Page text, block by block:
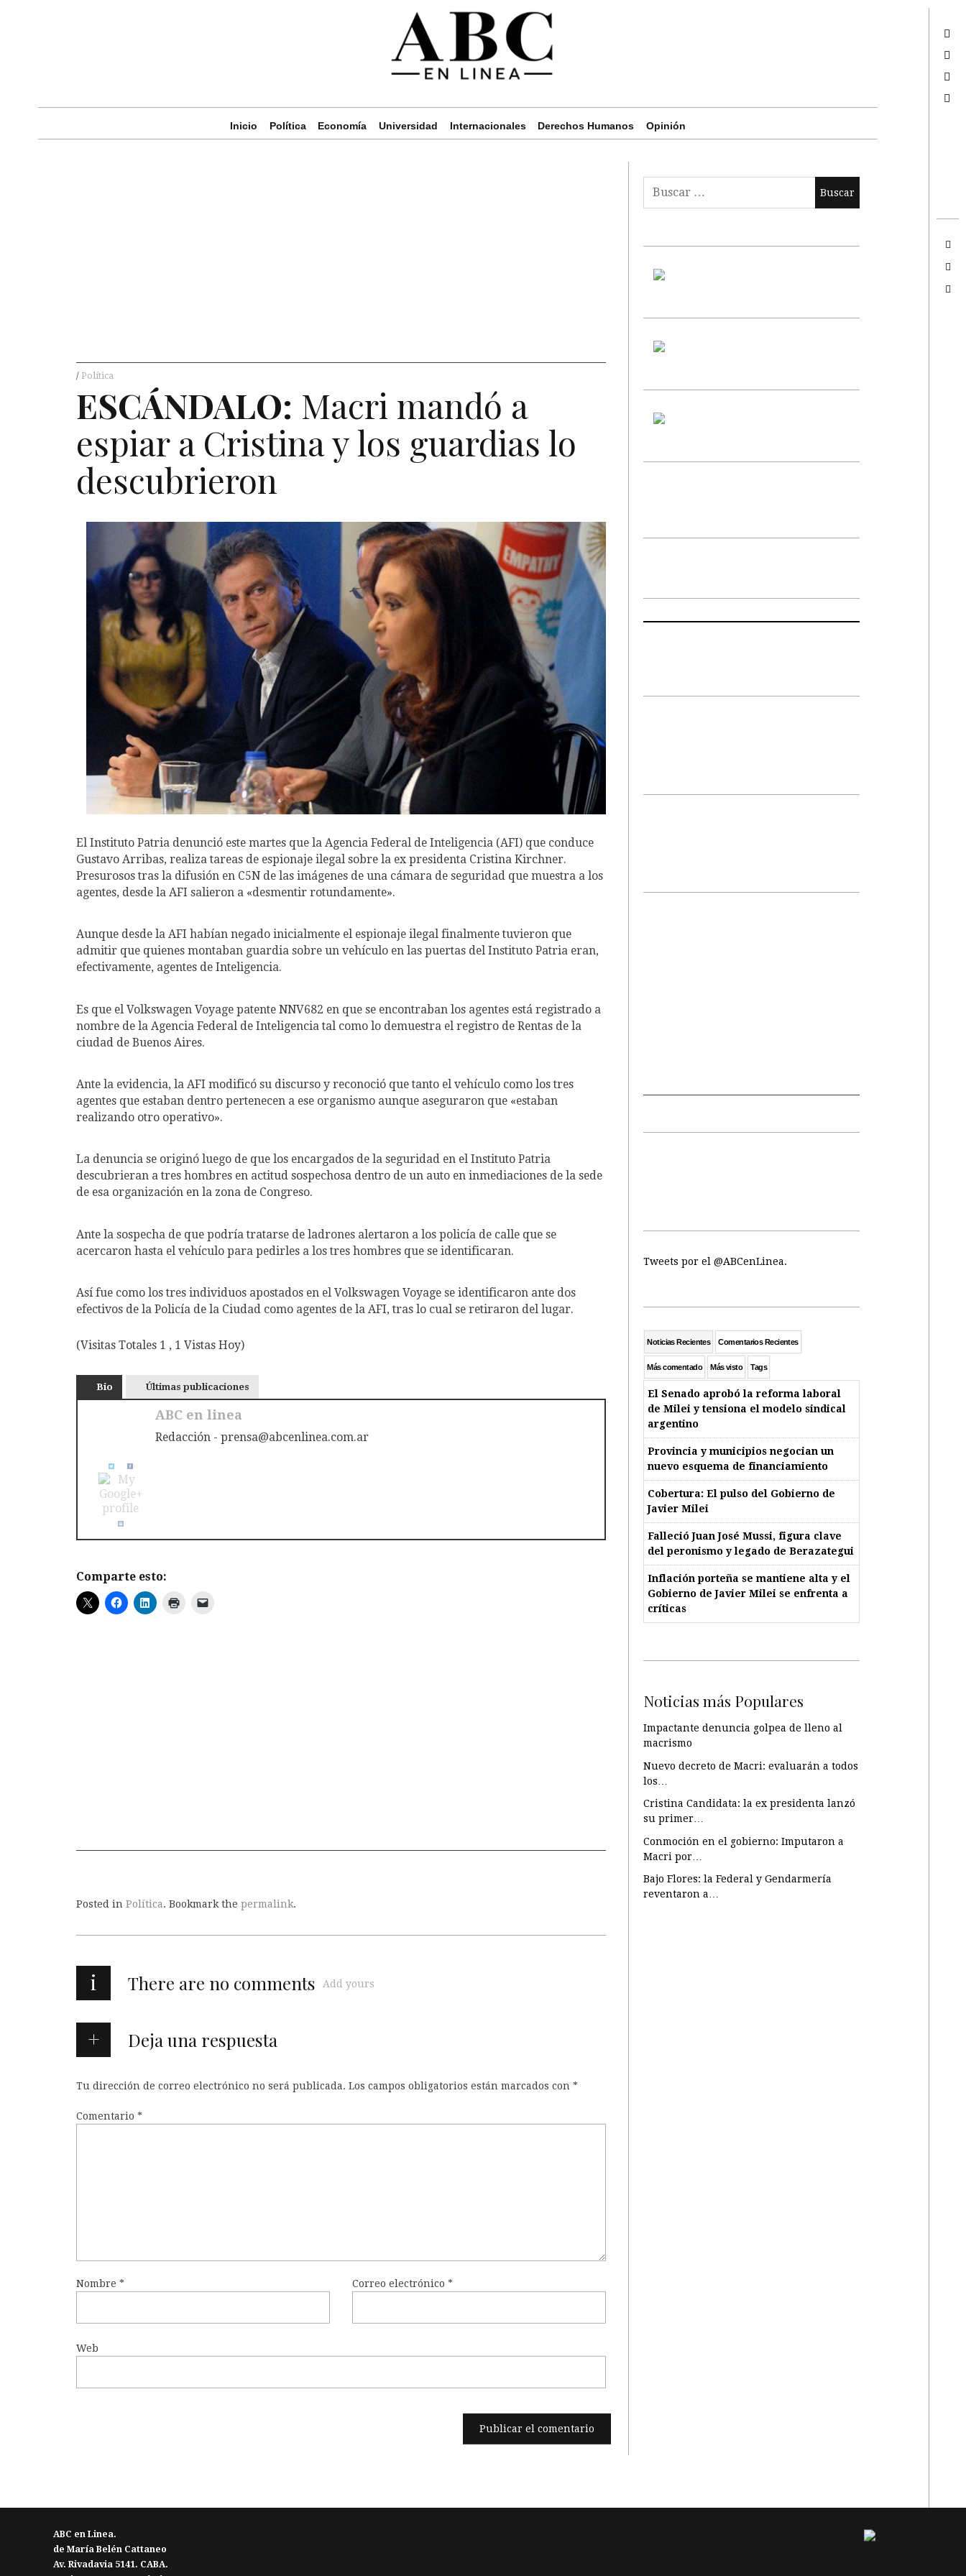
Inicio Política Economía Universidad Internacionales Derechos Humanos Opinión
Política
ESCÁNDALO: Macri mandó a
espiar a Cristina y los guardias lo
descubrieron
El Instituto Patria denunció este martes que la Agencia Federal de Inteligencia (AFI) que conduce
Gustavo Arribas, realiza tareas de espionaje ilegal sobre la ex presidenta Cristina Kirchner.
Presurosos tras la difusión en C5N de las imágenes de una cámara de seguridad que muestra a los
agentes, desde la AFI salieron a «desmentir rotundamente».
Aunque desde la AFI habían negado inicialmente el espionaje ilegal finalmente tuvieron que
admitir que quienes montaban guardia sobre un vehículo en las puertas del Instituto Patria eran,
efectivamente, agentes de Inteligencia.
Es que el Volkswagen Voyage patente NNV682 en que se encontraban los agentes está registrado a
nombre de la Agencia Federal de Inteligencia tal como lo demuestra el registro de Rentas de la
ciudad de Buenos Aires.
Ante la evidencia, la AFI modificó su discurso y reconoció que tanto el vehículo como los tres
agentes que estaban dentro pertenecen a ese organismo aunque aseguraron que «estaban
realizando otro operativo».
La denuncia se originó luego de que los encargados de la seguridad en el Instituto Patria
descubrieran a tres hombres en actitud sospechosa dentro de un auto en inmediaciones de la sede
de esa organización en la zona de Congreso.
Ante la sospecha de que podría tratarse de ladrones alertaron a los policía de calle que se
acercaron hasta el vehículo para pedirles a los tres hombres que se identificaran.
Así fue como los tres individuos apostados en el Volkswagen Voyage se identificaron ante dos
efectivos de la Policía de la Ciudad como agentes de la AFI, tras lo cual se retiraron del lugar.
(Visitas Totales 1 , 1 Vistas Hoy)
Bio Últimas publicaciones
ABC en linea
Redacción - prensa@abcenlinea.com.ar
Comparte esto:
Posted in Política. Bookmark the permalink.
i There are no comments Add yours
Deja una respuesta
Tu dirección de correo electrónico no será publicada. Los campos obligatorios están marcados con *
Comentario *
Nombre * Correo electrónico*
Web
Tweets por el @ABCenLinea.
Noticias Recientes Comentarios Recientes
Más comentado Más visto Tags
El Senado aprobó la reforma laboral
de Milei y tensiona el modelo sindical
argentino
Provincia y municipios negocian un
nuevo esquema de financiamiento
Cobertura: El pulso del Gobierno de
Javier Milei
Falleció Juan José Mussi, figura clave
del peronismo y legado de Berazategui
Inflación porteña se mantiene alta y el
Gobierno de Javier Milei se enfrenta a
críticas
Noticias más Populares
Impactante denuncia golpea de lleno al
macrismo
Nuevo decreto de Macri: evaluarán a todos
los…
Cristina Candidata: la ex presidenta lanzó
su primer…
Conmoción en el gobierno: Imputaron a
Macri por…
Bajo Flores: la Federal y Gendarmería
reventaron a…
ABC en Linea.
de María Belén Cattaneo
Av. Rivadavia 5141. CABA.